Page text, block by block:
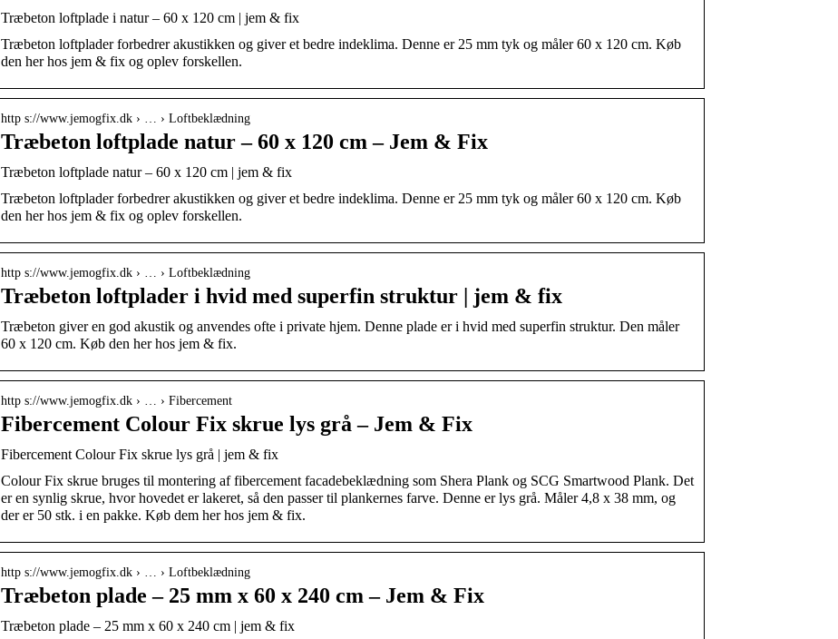
Træbeton loftplade i natur – 60 x 120 cm | jem & fix
Træbeton loftplader forbedrer akustikken og giver et bedre indeklima. Denne er 25 mm tyk og måler 60 x 120 cm. Køb
den her hos jem & fix og oplev forskellen.
http s://www.jemogfix.dk › … › Loftbeklædning
Træbeton loftplade natur – 60 x 120 cm – Jem & Fix
Træbeton loftplade natur – 60 x 120 cm | jem & fix
Træbeton loftplader forbedrer akustikken og giver et bedre indeklima. Denne er 25 mm tyk og måler 60 x 120 cm. Køb
den her hos jem & fix og oplev forskellen.
http s://www.jemogfix.dk › … › Loftbeklædning
Træbeton loftplader i hvid med superfin struktur | jem & fix
Træbeton giver en god akustik og anvendes ofte i private hjem. Denne plade er i hvid med superfin struktur. Den måler
60 x 120 cm. Køb den her hos jem & fix.
http s://www.jemogfix.dk › … › Fibercement
Fibercement Colour Fix skrue lys grå – Jem & Fix
Fibercement Colour Fix skrue lys grå | jem & fix
Colour Fix skrue bruges til montering af fibercement facadebeklædning som Shera Plank og SCG Smartwood Plank. Det
er en synlig skrue, hvor hovedet er lakeret, så den passer til plankernes farve. Denne er lys grå. Måler 4,8 x 38 mm, og
der er 50 stk. i en pakke. Køb dem her hos jem & fix.
http s://www.jemogfix.dk › … › Loftbeklædning
Træbeton plade – 25 mm x 60 x 240 cm – Jem & Fix
Træbeton plade – 25 mm x 60 x 240 cm | jem & fix